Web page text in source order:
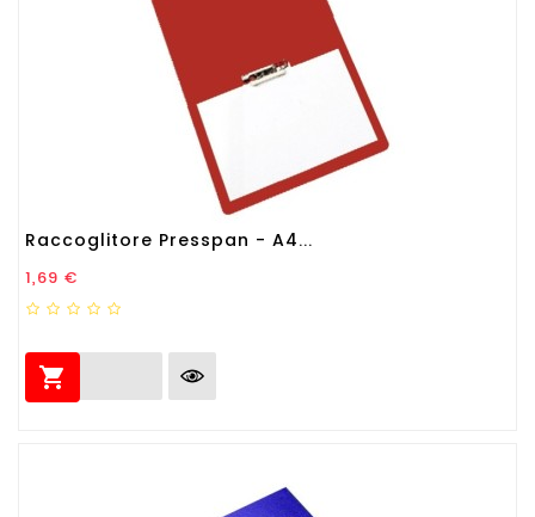
Raccoglitore Presspan - A4...
Prezzo
1,69 €
